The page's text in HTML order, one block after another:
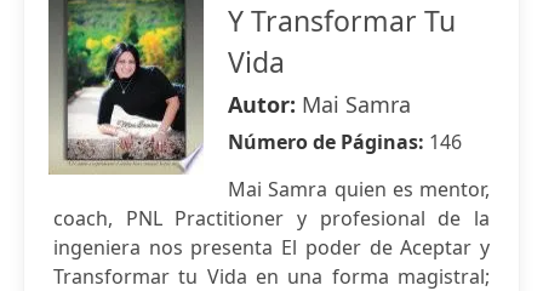
Y Transformar Tu
Vida
Autor: Mai Samra
Número de Páginas: 146
Mai Samra quien es mentor,
coach, PNL Practitioner y profesional de la
ingeniera nos presenta El poder de Aceptar y
Transformar tu Vida en una forma magistral;